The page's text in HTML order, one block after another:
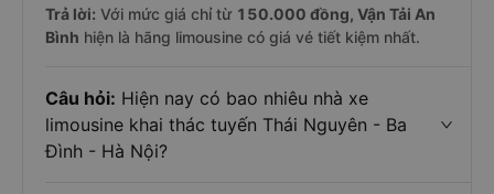
Trả lời: Với mức giá chỉ từ 150.000 đồng, Vận Tải An
Bình hiện là hãng limousine có giá vé tiết kiệm nhất.
Câu hỏi: Hiện nay có bao nhiêu nhà xe
limousine khai thác tuyến Thái Nguyên - Ba
Đình - Hà Nội?